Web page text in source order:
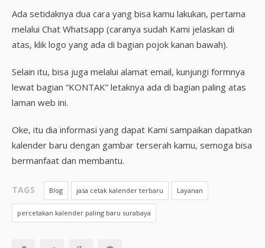
Ada setidaknya dua cara yang bisa kamu lakukan, pertama
melalui Chat Whatsapp (caranya sudah Kami jelaskan di
atas, klik logo yang ada di bagian pojok kanan bawah).
Selain itu, bisa juga melalui alamat email, kunjungi formnya
lewat bagian “KONTAK” letaknya ada di bagian paling atas
laman web ini.
Oke, itu dia informasi yang dapat Kami sampaikan dapatkan
kalender baru dengan gambar terserah kamu, semoga bisa
bermanfaat dan membantu.
TAGS Blog jasa cetak kalender terbaru Layanan
percetakan kalender paling baru surabaya